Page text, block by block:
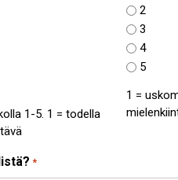
1-5. 1 = todella
2
3
4
5
1 =
*